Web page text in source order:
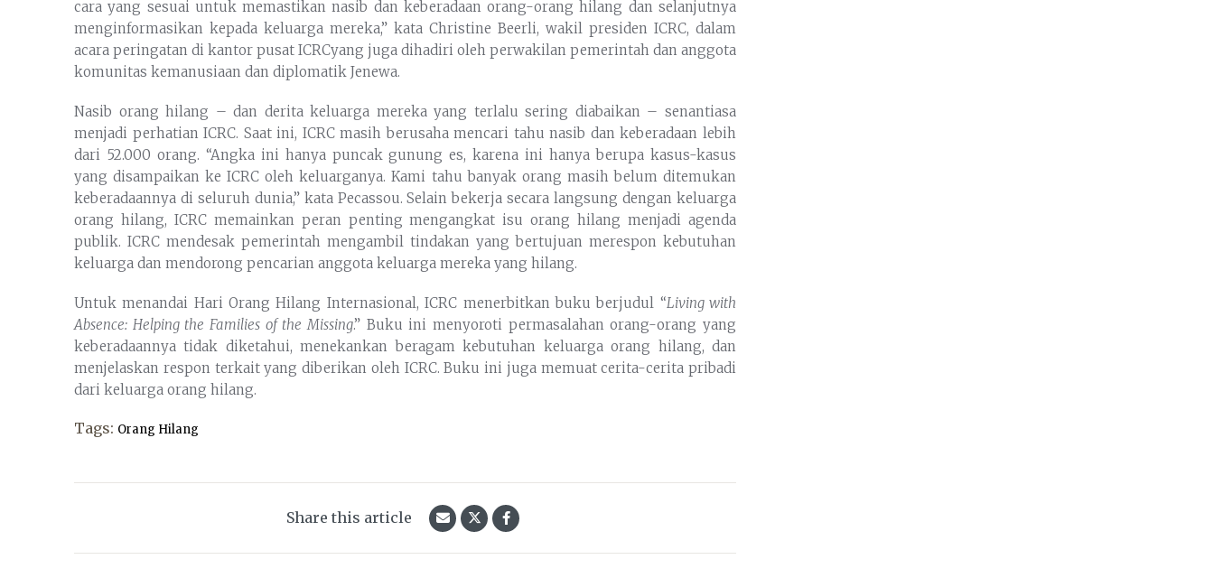
cara yang sesuai untuk memastikan nasib dan keberadaan orang-orang hilang dan selanjutnya
menginformasikan kepada keluarga mereka,” kata Christine Beerli, wakil presiden ICRC, dalam
acara peringatan di kantor pusat ICRCyang juga dihadiri oleh perwakilan pemerintah dan anggota
komunitas kemanusiaan dan diplomatik Jenewa.
Nasib orang hilang – dan derita keluarga mereka yang terlalu sering diabaikan – senantiasa
menjadi perhatian ICRC. Saat ini, ICRC masih berusaha mencari tahu nasib dan keberadaan lebih
dari 52.000 orang. “Angka ini hanya puncak gunung es, karena ini hanya berupa kasus-kasus
yang disampaikan ke ICRC oleh keluarganya. Kami tahu banyak orang masih belum ditemukan
keberadaannya di seluruh dunia,” kata Pecassou. Selain bekerja secara langsung dengan keluarga
orang hilang, ICRC memainkan peran penting mengangkat isu orang hilang menjadi agenda
publik. ICRC mendesak pemerintah mengambil tindakan yang bertujuan merespon kebutuhan
keluarga dan mendorong pencarian anggota keluarga mereka yang hilang.
Untuk menandai Hari Orang Hilang Internasional, ICRC menerbitkan buku berjudul “Living with
Absence: Helping the Families of the Missing.” Buku ini menyoroti permasalahan orang-orang yang
keberadaannya tidak diketahui, menekankan beragam kebutuhan keluarga orang hilang, dan
menjelaskan respon terkait yang diberikan oleh ICRC. Buku ini juga memuat cerita-cerita pribadi
dari keluarga orang hilang.
Tags: Orang Hilang
Share this article